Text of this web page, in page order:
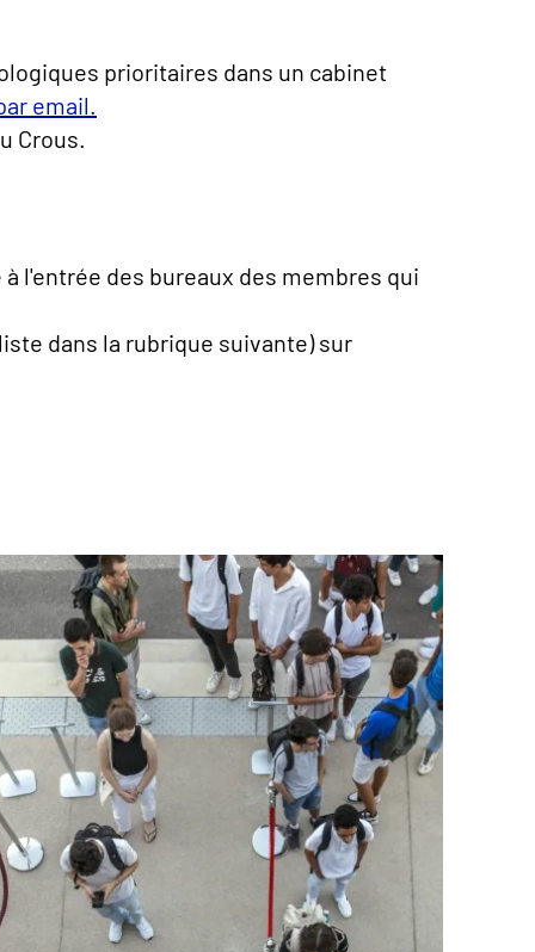
prioritaires dans un cabinet
email.
Crous.
l'entrée des bureaux des membres qui
dans la rubrique suivante) sur